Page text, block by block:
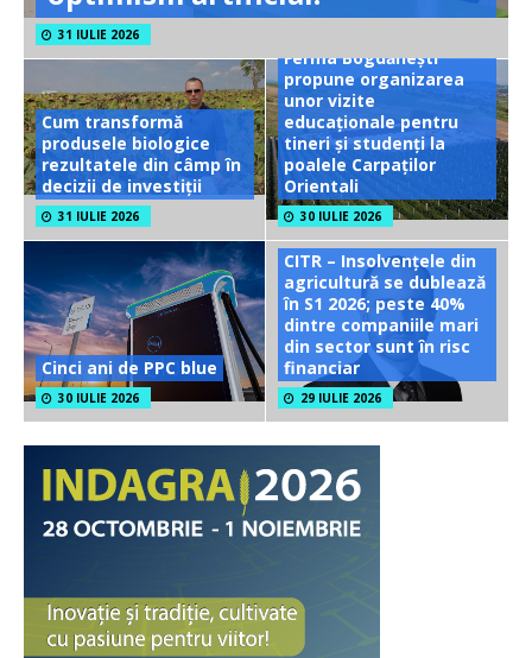
31 IULIE 2026
Cum transformă
produsele biologice
rezultatele din câmp în
decizii de investiții
31 IULIE 2026
Ferma Bogdănești
propune organizarea
unor vizite
educaționale pentru
tineri și studenți la
poalele Carpaților
Orientali
30 IULIE 2026
Cinci ani de PPC blue
30 IULIE 2026
CITR – Insolvențele din
agricultură se dublează
în S1 2026; peste 40%
dintre companiile mari
din sector sunt în risc
financiar
29 IULIE 2026